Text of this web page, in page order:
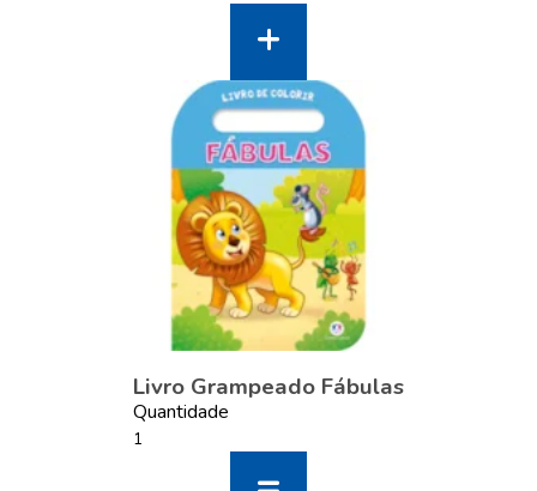
Livro Grampeado Fábulas
Quantidade